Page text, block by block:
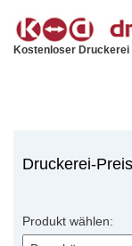
Kostenloser
Druckerei-
Produkt wählen: